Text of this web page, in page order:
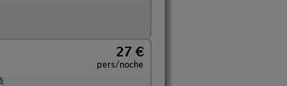
27 €
pers/noche